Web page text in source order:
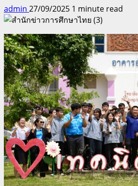
admin 27/09/2025 1 minute read